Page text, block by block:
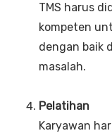
TMS harus
kompeten
dengan baik
masalah.
Pelatihan
Karyawan